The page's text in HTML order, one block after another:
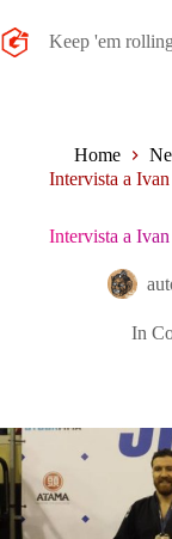
al
contenuto
Keep 'em rolling
Home
Intervista a
Intervista a
In